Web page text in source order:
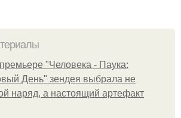
"Человека - Паука:
День" зендея выбрала не
наряд, а настоящий артефакт